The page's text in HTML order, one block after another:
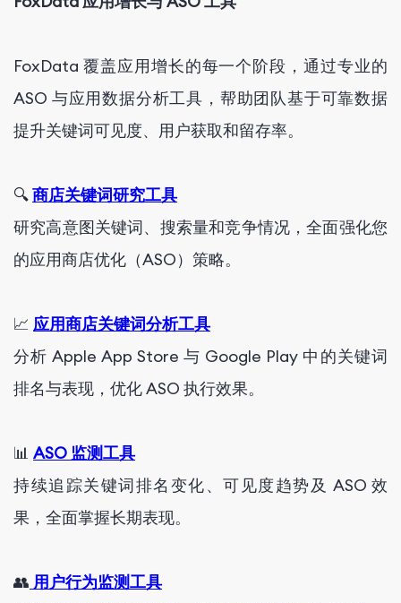
FoxData 覆盖应用增长的每一个阶段，通过专业的
ASO 与应用数据分析工具，帮助团队基于可靠数据
提升关键词可见度、用户获取和留存率。
🔍商店关键词研究工具
研究高意图关键词、搜索量和竞争情况，全面强化您
的应用商店优化（ASO）策略。
📈 应用商店关键词分析工具
分析 Apple App Store 与 Google Play 中的关键词
排名与表现，优化 ASO 执行效果。
📊 ASO 监测工具
持续追踪关键词排名变化、可见度趋势及 ASO 效
果，全面掌握长期表现。
👥 用户行为监测工具